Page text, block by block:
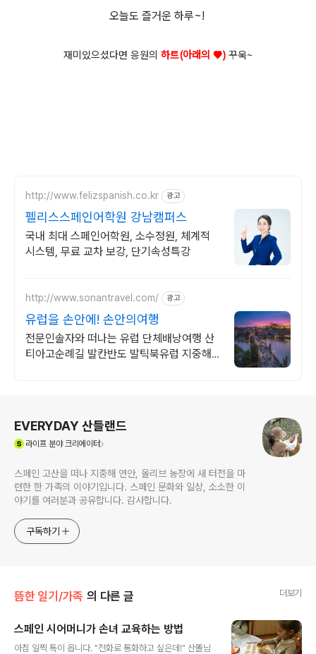
오늘도 즐거운 하루~!
재미있으셨다면 응원의 하트(아래의 ♥) 꾸욱~
http://www.felizspanish.co.kr 광고
펠리스스페인어학원 강남캠퍼스
국내 최대 스페인어학원, 소수정원, 체계적
시스템, 무료 교차 보강, 단기속성특강
http://www.sonantravel.com/ 광고
유럽을 손안에! 손안의여행
전문인솔자와 떠나는 유럽 단체배낭여행 산
티아고순례길 발칸반도 발틱북유럽 지중해
EVERYDAY 산들랜드
라이프 분야 크리에이터
스페인 고산을 떠나 지중해 연안, 올리브 농장에 새 터전을 마
련한 한 가족의 이야기입니다. 스페인 문화와 일상, 소소한 이
야기를 여러분과 공유합니다. 감사합니다.
구독하기
뜸한 일기/가족 의 다른 글 더보기
스페인 시어머니가 손녀 교육하는 방법
아침 일찍 톡이 옵니다. "전화로 통화하고 싶은데!" 산똘님